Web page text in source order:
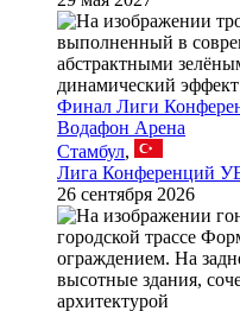
Финал Лиги
Водафон Арена
Стамбул,
Лига Конференций
26 сентября 2026